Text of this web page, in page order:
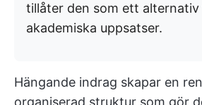
tillåter den som ett
akademiska uppsatser.
Hängande indrag skapar en
organiserad struktur som gör